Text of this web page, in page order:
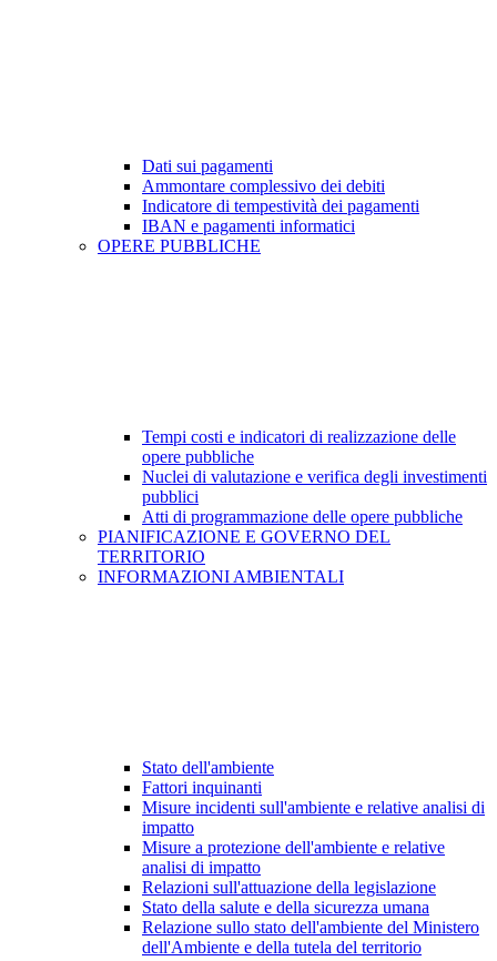
Dati sui pagamenti
Ammontare complessivo dei debiti
Indicatore di tempestività dei pagamenti
IBAN e pagamenti informatici
OPERE PUBBLICHE
Tempi costi e indicatori di realizzazione delle
opere pubbliche
Nuclei di valutazione e verifica degli investimenti
pubblici
Atti di programmazione delle opere pubbliche
PIANIFICAZIONE E GOVERNO DEL
TERRITORIO
INFORMAZIONI AMBIENTALI
Stato dell'ambiente
Fattori inquinanti
Misure incidenti sull'ambiente e relative analisi di
impatto
Misure a protezione dell'ambiente e relative
analisi di impatto
Relazioni sull'attuazione della legislazione
Stato della salute e della sicurezza umana
Relazione sullo stato dell'ambiente del Ministero
dell'Ambiente e della tutela del territorio